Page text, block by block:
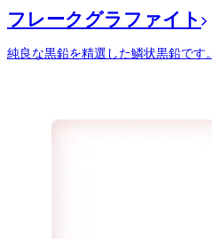
フレークグラファイト
純良な黒鉛を精選した鱗状黒鉛です。